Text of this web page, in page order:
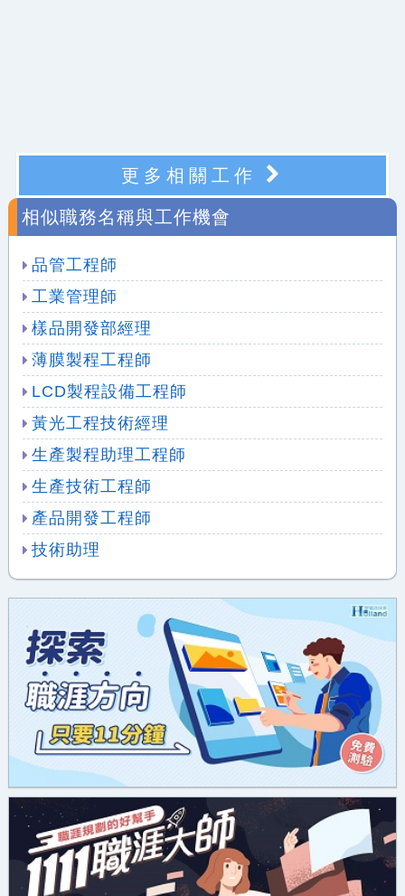
更多相關工作
相似職務名稱與工作機會
品管工程師
工業管理師
樣品開發部經理
薄膜製程工程師
LCD製程設備工程師
黃光工程技術經理
生產製程助理工程師
生產技術工程師
產品開發工程師
技術助理